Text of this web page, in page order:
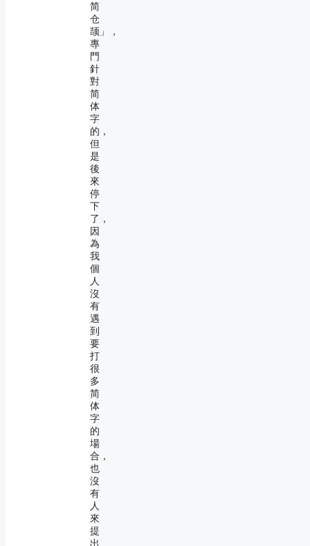
简
仓
颉」，
專
門
針
對
简
体
字
的，
但
是
後
來
停
下
了，
因
為
我
個
人
沒
有
遇
到
要
打
很
多
简
体
字
的
場
合，
也
沒
有
人
來
提
出